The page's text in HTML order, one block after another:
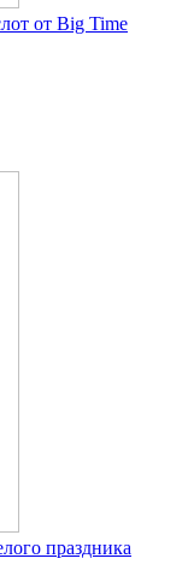
от Big Time
праздника